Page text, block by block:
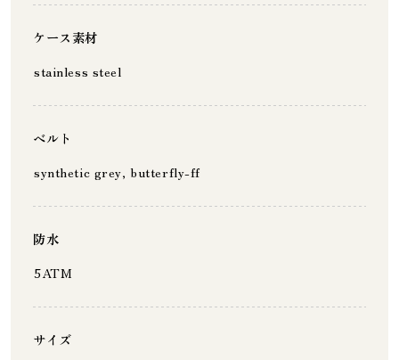
ケース素材
stainless steel
ベルト
synthetic grey, butterfly-ff
防水
5ATM
サイズ